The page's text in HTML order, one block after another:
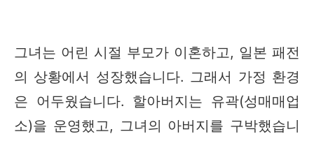
그녀는 어린 시절 부모가 이혼하고, 일본 패전
의 상황에서 성장했습니다. 그래서 가정 환경
은 어두웠습니다. 할아버지는 유곽(성매매업
소)을 운영했고, 그녀의 아버지를 구박했습니